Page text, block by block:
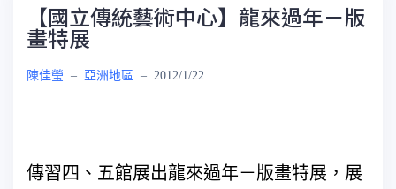
【國立傳統藝術中心】龍來過年－版
畫特展
陳佳瑩 – 亞洲地區 – 2012/1/22
傳習四、五館展出龍來過年－版畫特展，展